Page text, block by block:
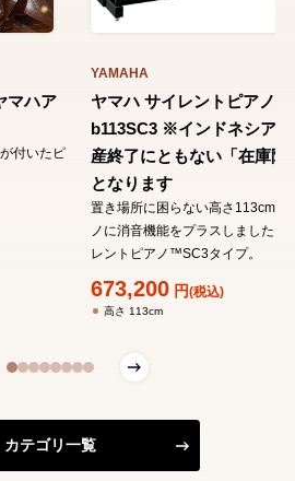
マハア
付いたピ
YAMAHA
ヤマハ サイレントピアノ
b113SC3 ※インドネシア
産終了にともない「在庫限
となります
置き場所に困らない高さ113cmの
ノに消音機能をプラスしました。
レントピアノ™SC3タイプ。
673,200円(税込)
高さ 113cm
カテゴリ一覧